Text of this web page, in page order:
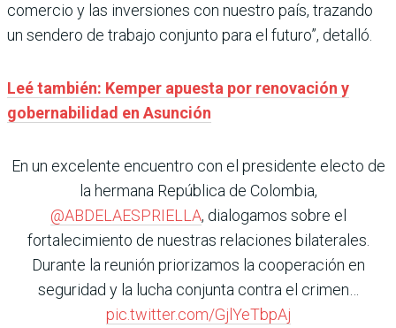
comercio y las inversiones con nuestro país, trazando
un sendero de trabajo conjunto para el futuro”, detalló.
Leé también: Kemper apuesta por renovación y
gobernabilidad en Asunción
En un excelente encuentro con el presidente electo de
la hermana República de Colombia,
@ABDELAESPRIELLA, dialogamos sobre el
fortalecimiento de nuestras relaciones bilaterales.
Durante la reunión priorizamos la cooperación en
seguridad y la lucha conjunta contra el crimen…
pic.twitter.com/GjlYeTbpAj